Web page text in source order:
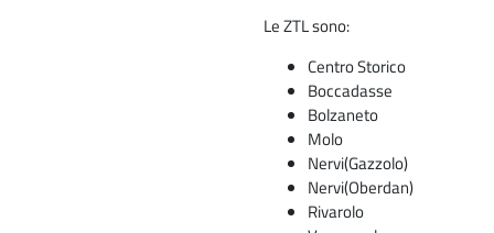
Le ZTL sono:
Centro Storico
Boccadasse
Bolzaneto
Molo
Nervi(Gazzolo)
Nervi(Oberdan)
Rivarolo